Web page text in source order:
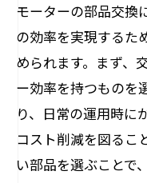
モーターの部品交換
の効率を実現するた
められます。まず、
ー効率を持つものを
り、日常の運用時に
コスト削減を図るこ
い部品を選ぶことで